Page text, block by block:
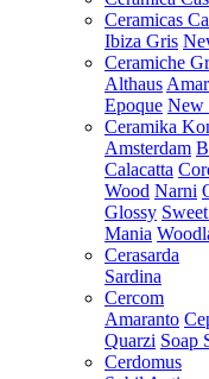
Ceramicas
Ibiza Gris
Ceramiche
Althaus
Epoque New
Ceramika
Amsterdam
Calacatta
Wood Narni
Glossy
Mania
Cerasarda
Sardina
Cercom
Amaranto
Quarzi Soap
Cerdomus